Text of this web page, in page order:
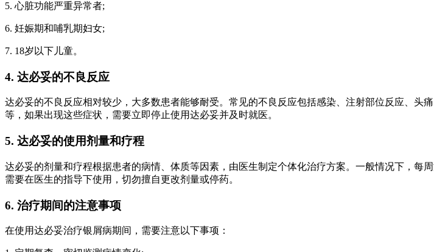
5. 心脏功能严重异常者;
6. 妊娠期和哺乳期妇女;
7. 18岁以下儿童。
4. 达必妥的不良反应
达必妥的不良反应相对较少，大多数患者能够耐受。常见的不良反应包括感染、注射部位反应、
等，如果出现这些症状，需要立即停止使用达必妥并及时就医。
5. 达必妥的使用剂量和疗程
达必妥的剂量和疗程根据患者的病情、体质等因素，由医生制定个体化治疗方案。一般情况下，
需要在医生的指导下使用，切勿擅自更改剂量或停药。
6. 治疗期间的注意事项
在使用达必妥治疗银屑病期间，需要注意以下事项：